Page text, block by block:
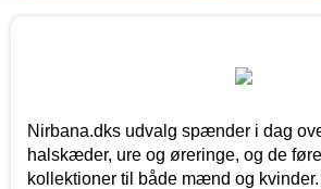
Nirbana.dks udvalg spænder i dag
halskæder, ure og øreringe, og de
kollektioner til både mænd og